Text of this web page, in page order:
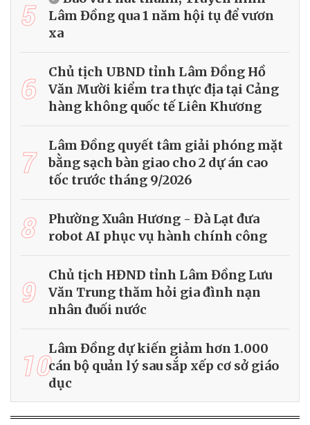
5
Lâm Đồng qua 1 năm hội tụ để vươn
xa
6
Chủ tịch UBND tỉnh Lâm Đồng Hồ
Văn Mười kiểm tra thực địa tại Cảng
hàng không quốc tế Liên Khương
7
Lâm Đồng quyết tâm giải phóng mặt
bằng sạch bàn giao cho 2 dự án cao
tốc trước tháng 9/2026
8
Phường Xuân Hương - Đà Lạt đưa
robot AI phục vụ hành chính công
9
Chủ tịch HĐND tỉnh Lâm Đồng Lưu
Văn Trung thăm hỏi gia đình nạn
nhân đuối nước
10Lâm Đồng dự kiến giảm hơn 1.000
cán bộ quản lý sau sắp xếp cơ sở giáo
dục